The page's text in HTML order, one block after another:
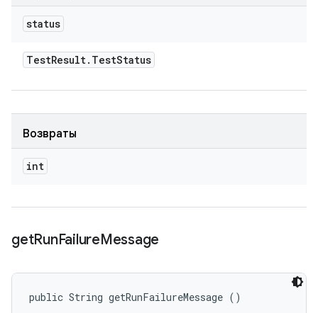
status
TestResult. TestStatus
Возвраты
int
getRunFailureMessage
public String getRunFailureMessage ()